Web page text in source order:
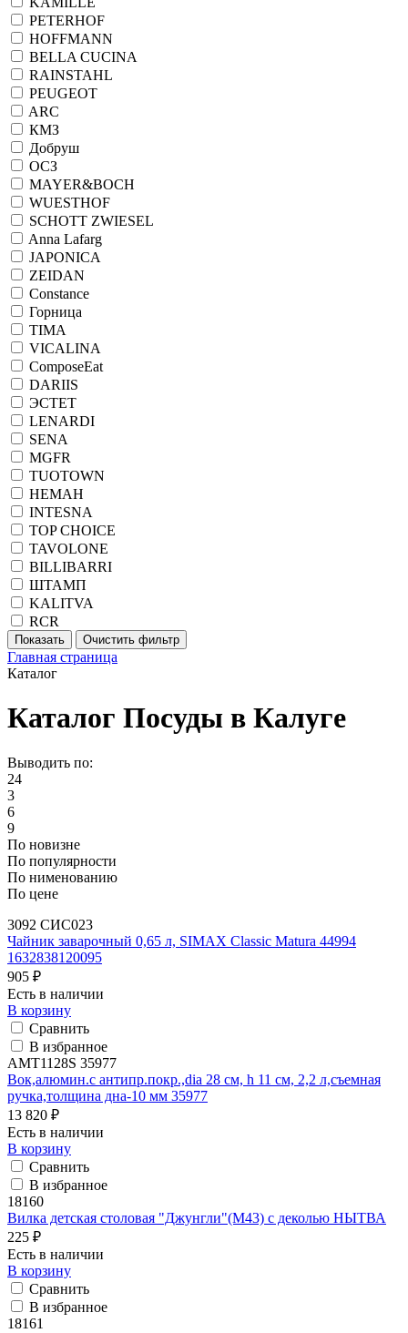
PETERHOF
HOFFMANN
BELLA CUCINA
RAINSTAHL
PEUGEOT
ARC
КМЗ
Добруш
ОСЗ
MAYER&BOCH
WUESTHOF
SCHOTT ZWIESEL
Anna Lafarg
JAPONICA
ZEIDAN
Constance
Горница
TIMA
VICALINA
ComposeEat
DARIIS
ЭСТЕТ
LENARDI
SENA
MGFR
TUOTOWN
НЕМАН
INTESNA
TOP CHOICE
TAVOLONE
BILLIBARRI
ШТАМП
KALITVA
RCR
Главная страница
Каталог
Каталог Посуды в Калуге
Выводить по:
24
3
6
9
По новизне
По популярности
По нименованию
По цене
3092 СИС023
Чайник заварочный 0,65 л, SIMAX Classic Matura 44994
1632838120095
905 ₽
Есть в наличии
В корзину
Сравнить
В избранное
AMT1128S 35977
Вок,алюмин.с антипр.покр.,dia 28 см, h 11 см, 2,2 л,съемная
ручка,толщина дна-10 мм 35977
13 820 ₽
Есть в наличии
В корзину
Сравнить
В избранное
18160
Вилка детская столовая "Джунгли"(М43) с деколью НЫТВА
225 ₽
Есть в наличии
В корзину
Сравнить
В избранное
18161